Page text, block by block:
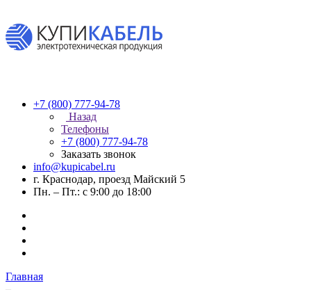
+7 (800) 777-94-78
Назад
Телефоны
+7 (800) 777-94-78
Заказать звонок
info@kupicabel.ru
г. Краснодар, проезд Майский 5
Пн. – Пт.: с 9:00 до 18:00
Главная